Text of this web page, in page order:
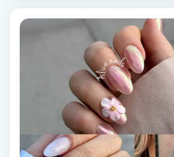
Reiki massage
Restorative Yoga